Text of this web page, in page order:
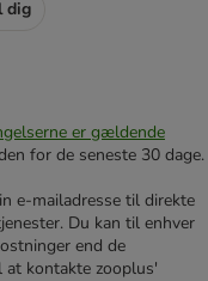
dig
er gældende
for de seneste 30 dage.
e-mailadresse til direkte
Du kan til enhver
end de
at kontakte zooplus'